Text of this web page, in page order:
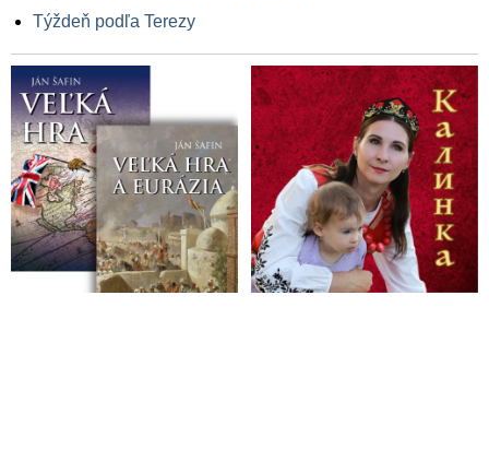
Týždeň podľa Terezy